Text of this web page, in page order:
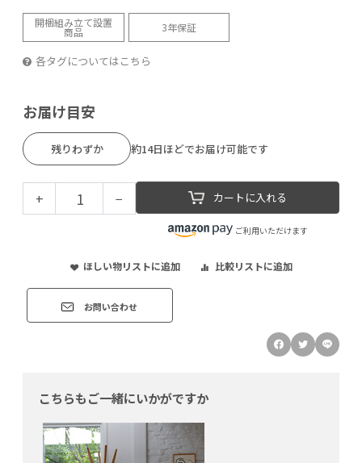
開梱組み立て設置
商品 3年保証
各タグについてはこちら
お届け目安
残りわずか 約14日ほどでお届け可能です
+ − カートに入れる
ご利用いただけます
ほしい物リストに追加 比較リストに追加
お問い合わせ
こちらもご一緒にいかがですか